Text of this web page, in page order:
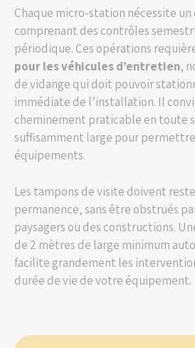
Chaque micro-station nécessite
comprenant des contrôles
périodique. Ces opérations
pour les véhicules d’entretien,
de vidange qui doit pouvoir
immédiate de l’installation. Il
cheminement praticable en toute
suffisamment large pour permettre
équipements.
Les tampons de visite doivent
permanence, sans être obstrués
paysagers ou des constructions.
de 2 mètres de large minimum
facilite grandement les
durée de vie de votre équipement.